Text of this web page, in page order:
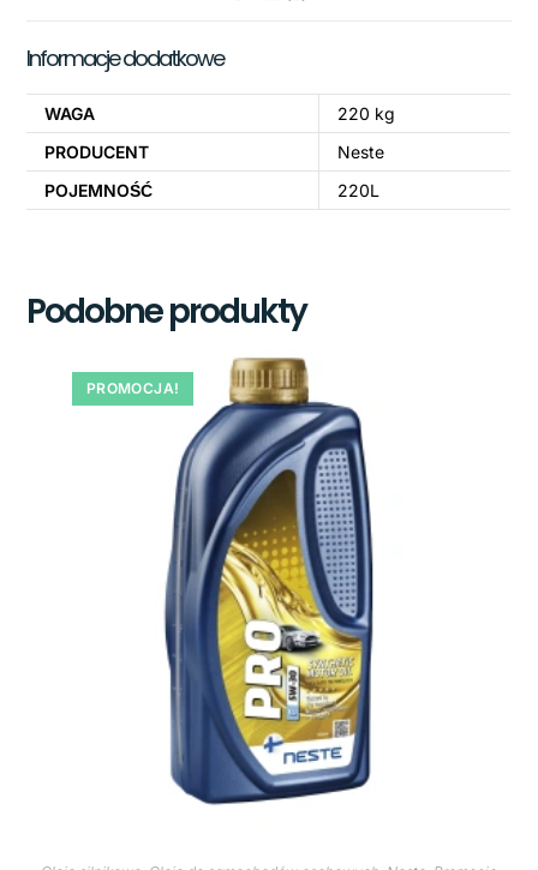
Informacje dodatkowe
WAGA
220 kg
PRODUCENT
Neste
POJEMNOŚĆ
220L
Podobne produkty
PROMOCJA!